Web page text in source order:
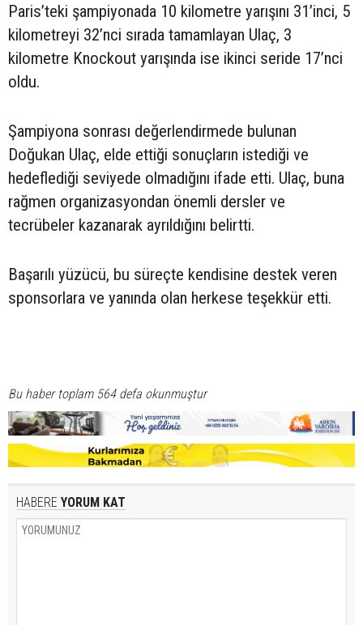
Paris’teki şampiyonada 10 kilometre yarışını 31’inci, 5
kilometreyi 32’nci sırada tamamlayan Ulaç, 3
kilometre Knockout yarışında ise ikinci seride 17’nci
oldu.
Şampiyona sonrası değerlendirmede bulunan
Doğukan Ulaç, elde ettiği sonuçların istediği ve
hedeflediği seviyede olmadığını ifade etti. Ulaç, buna
rağmen organizasyondan önemli dersler ve
tecrübeler kazanarak ayrıldığını belirtti.
Başarılı yüzücü, bu süreçte kendisine destek veren
sponsorlara ve yanında olan herkese teşekkür etti.
Bu haber toplam 564 defa okunmuştur
HABERE YORUM KAT